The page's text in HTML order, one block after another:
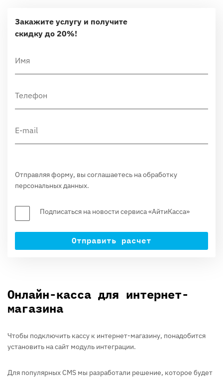
Закажите услугу и получите
скидку до 20%!
Отправляя форму, вы соглашаетесь на обработку
персональных данных.
Подписаться на новости сервиса «АйтиКасса»
Отправить расчет
Онлайн-касса для интернет-
магазина
Чтобы подключить кассу к интернет-магазину, понадобится
установить на сайт модуль интеграции.
Для популярных CMS мы разработали решение, которое будет